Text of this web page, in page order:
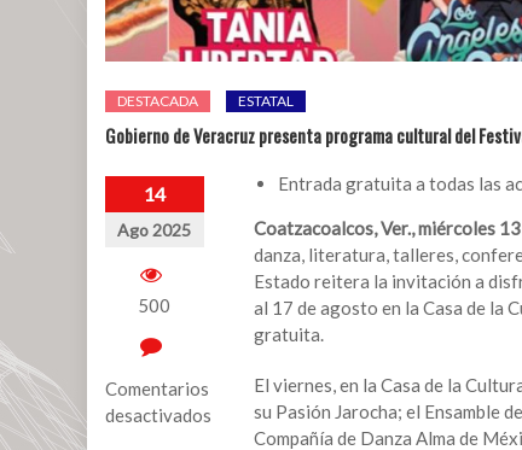
DESTACADA ESTATAL
Gobierno de Veracruz presenta programa cultural del
14
Ago 2025
500
Comentarios
desactivados
Entrada gratuita a todas las
Coatzacoalcos, Ver., miércoles
danza, literatura, talleres,
Estado reitera la invitación a
al 17 de agosto en la Casa de la
gratuita.
El viernes, en la Casa de la
su Pasión Jarocha; el Ensamble
Compañía de Danza Alma de